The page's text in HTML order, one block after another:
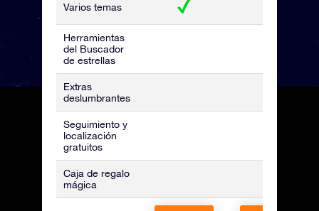
Varios temas
Herramientas
del Buscador
de estrellas
Extras
deslumbrantes
Seguimiento y
localización
gratuitos
Caja de regalo
mágica